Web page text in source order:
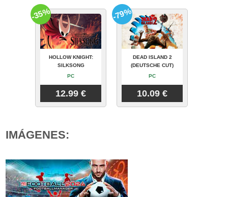
HOLLOW KNIGHT:
SILKSONG
PC
12.99 €
-35%
DEAD ISLAND 2
(DEUTSCHE CUT)
PC
10.09 €
-79%
IMÁGENES: